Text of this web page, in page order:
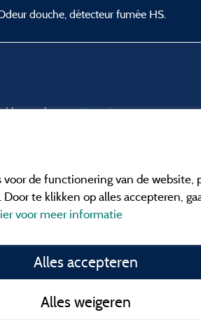
douche, détecteur fumée HS.
ondergaan.Meer informatie
de functionering van de website,
te klikken op alles accepteren,
voor meer informatie
Alles accepteren
Alles weigeren